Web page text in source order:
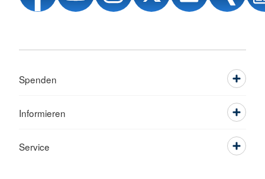
Spenden
Informieren
Service